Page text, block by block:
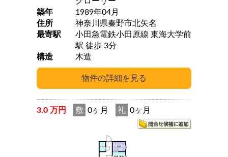
築年
1989年04月
住所
神奈川県秦野市北矢名
最寄駅
小田急電鉄小田原線 東海大学前
駅 徒歩 3分
構造
木造
3.0 万円 敷 0ヶ月 礼 0ヶ月